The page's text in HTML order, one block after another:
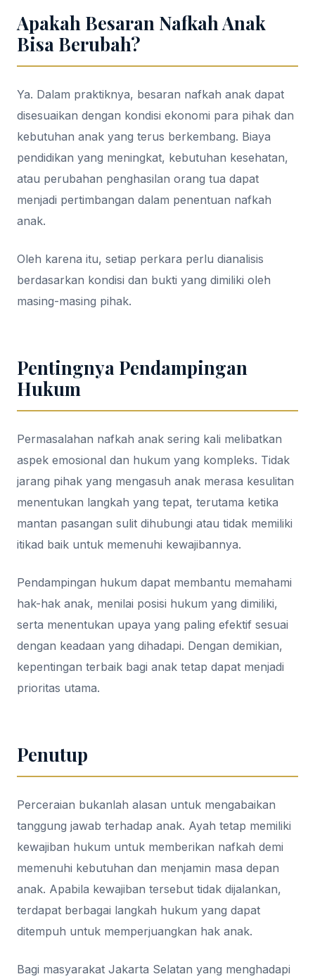
Apakah Besaran Nafkah Anak
Bisa Berubah?
Ya. Dalam praktiknya, besaran nafkah anak dapat
disesuaikan dengan kondisi ekonomi para pihak dan
kebutuhan anak yang terus berkembang. Biaya
pendidikan yang meningkat, kebutuhan kesehatan,
atau perubahan penghasilan orang tua dapat
menjadi pertimbangan dalam penentuan nafkah
anak.
Oleh karena itu, setiap perkara perlu dianalisis
berdasarkan kondisi dan bukti yang dimiliki oleh
masing-masing pihak.
Pentingnya Pendampingan
Hukum
Permasalahan nafkah anak sering kali melibatkan
aspek emosional dan hukum yang kompleks. Tidak
jarang pihak yang mengasuh anak merasa kesulitan
menentukan langkah yang tepat, terutama ketika
mantan pasangan sulit dihubungi atau tidak memiliki
itikad baik untuk memenuhi kewajibannya.
Pendampingan hukum dapat membantu memahami
hak-hak anak, menilai posisi hukum yang dimiliki,
serta menentukan upaya yang paling efektif sesuai
dengan keadaan yang dihadapi. Dengan demikian,
kepentingan terbaik bagi anak tetap dapat menjadi
prioritas utama.
Penutup
Perceraian bukanlah alasan untuk mengabaikan
tanggung jawab terhadap anak. Ayah tetap memiliki
kewajiban hukum untuk memberikan nafkah demi
memenuhi kebutuhan dan menjamin masa depan
anak. Apabila kewajiban tersebut tidak dijalankan,
terdapat berbagai langkah hukum yang dapat
ditempuh untuk memperjuangkan hak anak.
Bagi masyarakat Jakarta Selatan yang menghadapi